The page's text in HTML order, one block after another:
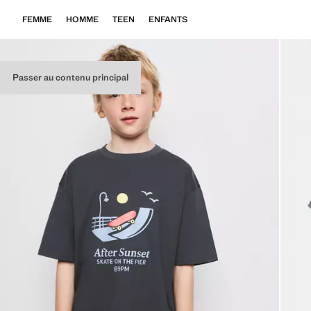
Passer au contenu principal
FEMME HOMME TEEN ENFANTS